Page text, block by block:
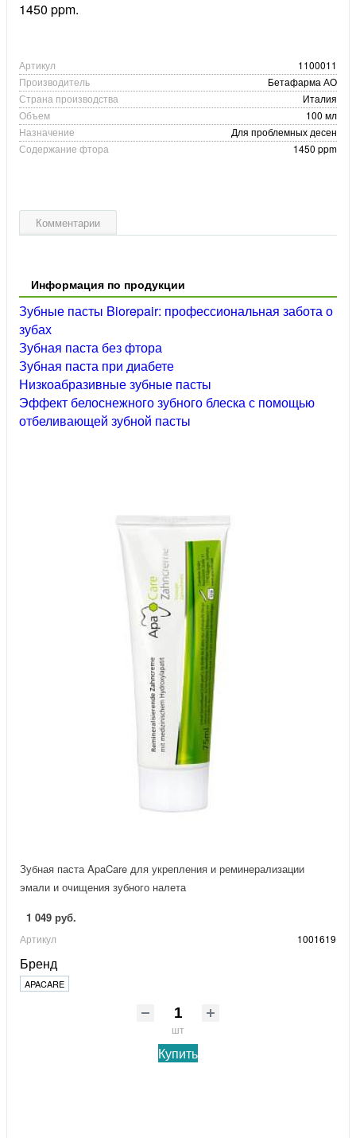
1450 ppm.
Артикул
1100011
Производитель
Бетафарма АО
Страна производства
Италия
Объем
100 мл
Назначение
Для проблемных десен
Содержание фтора
1450 ppm
Комментарии
Информация по продукции
Зубные пасты Biorepair: профессиональная забота о
зубах
Зубная паста без фтора
Зубная паста при диабете
Низкоабразивные зубные пасты
Эффект белоснежного зубного блеска с помощью
отбеливающей зубной пасты
Зубная паста ApaCare для укрепления и реминерализации
эмали и очищения зубного налета
1 049 руб.
Артикул 1001619
Бренд
APACARE
шт
Купить